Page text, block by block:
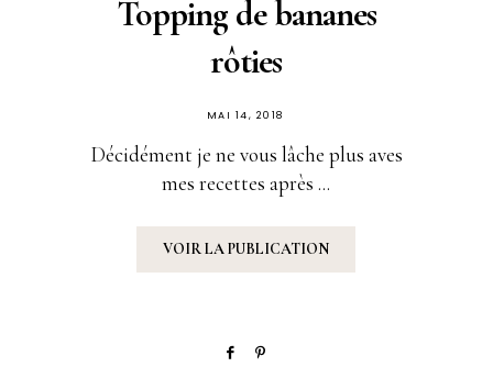
Topping de bananes
rôties
PUBLIÉ
MAI 14, 2018
Décidément je ne vous lâche plus aves
mes recettes après ...
VOIR LA PUBLICATION